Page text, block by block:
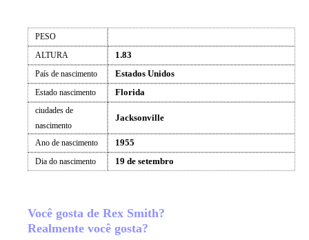
PESO
ALTURA
1.83
País de nascimento Estados Unidos
Estado nascimento Florida
ciudades de
nascimento
Jacksonville
Ano de nascimento 1955
Dia do nascimento 19 de setembro
Você gosta de Rex Smith?
Realmente você gosta?